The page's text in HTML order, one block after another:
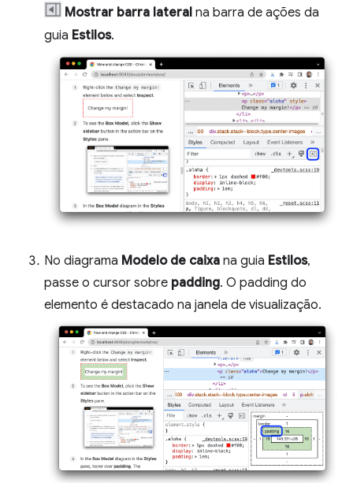
Mostrar barra lateral na barra de ações da
guia Estilos.
No diagrama Modelo de caixa na guia Estilos,
passe o cursor sobre padding. O padding do
elemento é destacado na janela de visualização.